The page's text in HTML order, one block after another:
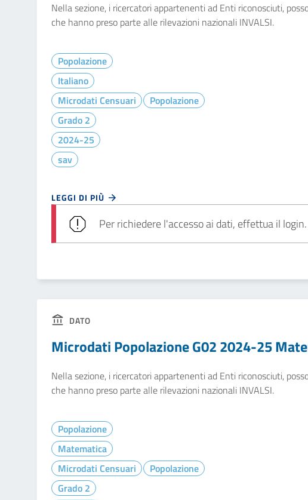
Nella sezione, i ricercatori appartenenti ad Enti riconosciuti,
che hanno preso parte alle rilevazioni nazionali INVALSI.
Popolazione
Italiano
Microdati Censuari
Popolazione
Grado 2
2024-25
sav
LEGGI DI PIÙ
Per richiedere l'accesso ai dati, effettua il login.
DATO
Microdati Popolazione G02 2024-25
Nella sezione, i ricercatori appartenenti ad Enti riconosciuti,
che hanno preso parte alle rilevazioni nazionali INVALSI.
Popolazione
Matematica
Microdati Censuari
Popolazione
Grado 2